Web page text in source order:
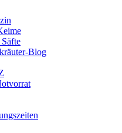
Blog